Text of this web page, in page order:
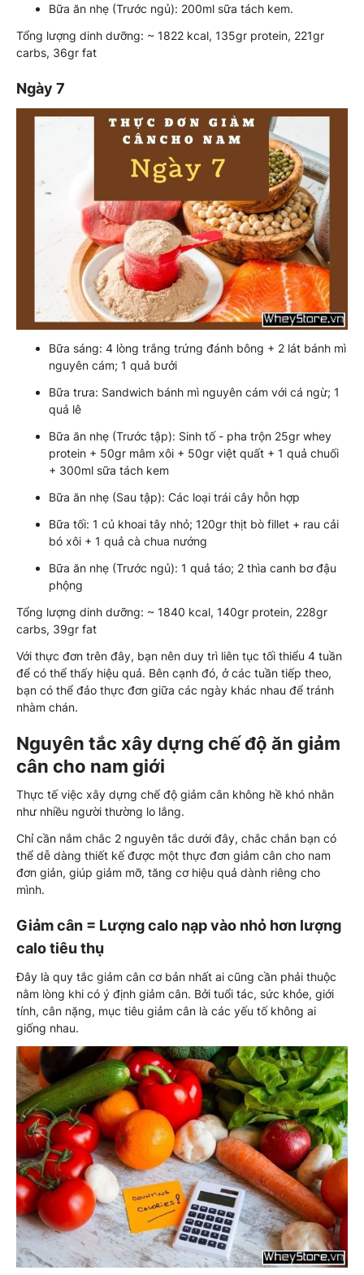
Bữa ăn nhẹ (Trước ngủ): 200ml sữa tách kem.
Tổng lượng dinh dưỡng: ~ 1822 kcal, 135gr protein, 221gr
carbs, 36gr fat
Ngày 7
Bữa sáng: 4 lòng trắng trứng đánh bông + 2 lát bánh mì
nguyên cám; 1 quả bưởi
Bữa trưa: Sandwich bánh mì nguyên cám với cá ngừ; 1
quả lê
Bữa ăn nhẹ (Trước tập): Sinh tố - pha trộn 25gr whey
protein + 50gr mâm xôi + 50gr việt quất + 1 quả chuối
+ 300ml sữa tách kem
Bữa ăn nhẹ (Sau tập): Các loại trái cây hỗn hợp
Bữa tối: 1 củ khoai tây nhỏ; 120gr thịt bò fillet + rau cải
bó xôi + 1 quả cà chua nướng
Bữa ăn nhẹ (Trước ngủ): 1 quả táo; 2 thìa canh bơ đậu
phộng
Tổng lượng dinh dưỡng: ~ 1840 kcal, 140gr protein, 228gr
carbs, 39gr fat
Với thực đơn trên đây, bạn nên duy trì liên tục tối thiểu 4 tuần
để có thể thấy hiệu quả. Bên cạnh đó, ở các tuần tiếp theo,
bạn có thể đảo thực đơn giữa các ngày khác nhau để tránh
nhàm chán.
Nguyên tắc xây dựng chế độ ăn giảm
cân cho nam giới
Thực tế việc xây dựng chế độ giảm cân không hề khó nhằn
như nhiều người thường lo lắng.
Chỉ cần nắm chắc 2 nguyên tắc dưới đây, chắc chắn bạn có
thể dễ dàng thiết kế được một thực đơn giảm cân cho nam
đơn giản, giúp giảm mỡ, tăng cơ hiệu quả dành riêng cho
mình.
Giảm cân = Lượng calo nạp vào nhỏ hơn lượng
calo tiêu thụ
Đây là quy tắc giảm cân cơ bản nhất ai cũng cần phải thuộc
nằm lòng khi có ý định giảm cân. Bởi tuổi tác, sức khỏe, giới
tính, cân nặng, mục tiêu giảm cân là các yếu tố không ai
giống nhau.